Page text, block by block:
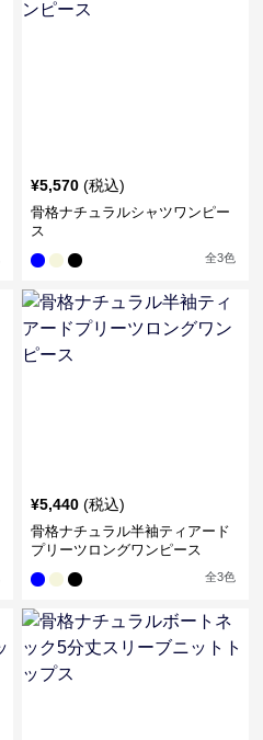
¥5,570 (税込)
骨格ナチュラルシャツワンピー
ス
全3色
¥5,440 (税込)
骨格ナチュラル半袖ティアード
プリーツロングワンピース
全3色